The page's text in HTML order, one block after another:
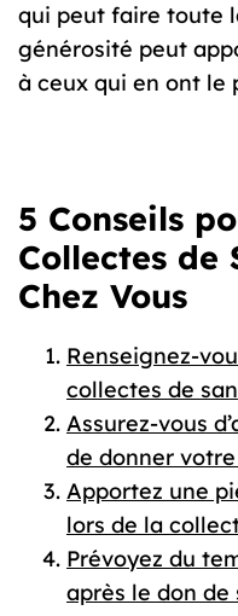
qui peut faire toute
générosité peut
à ceux qui en ont le
5 Conseils
Collectes de
Chez Vous
Renseignez-
collectes de
Assurez-vous
de donner
Apportez une
lors de la
Prévoyez du
après le don de